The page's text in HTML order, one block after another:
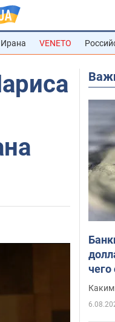
VENETO
Каким